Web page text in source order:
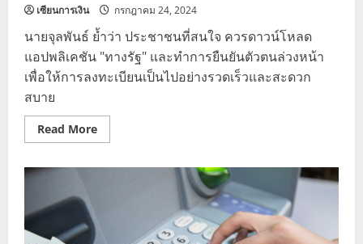
เซียนการเงิน กรกฎาคม 24, 2024
นายจุลพันธ์ ย้ำว่า ประชาชนที่สนใจ ควรดาวน์โหลด
แอปพลิเคชัน "ทางรัฐ" และทำการยืนยันตัวตนล่วงหน้า
เพื่อให้การลงทะเบียนเป็นไปอย่างรวดเร็วและสะดวก
สบาย
Read MoreRead
more